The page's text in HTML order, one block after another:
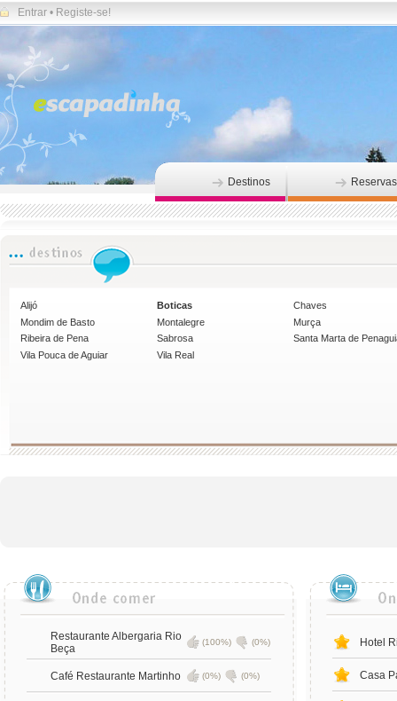
Entrar • Registe-se!
Destinos Reservas
Alijó Boticas
Chaves
Mondim de Basto
Montalegre
Murça
Ribeira de Pena
Sabrosa
Santa Marta de
Vila Pouca de Aguiar
Vila Real
Restaurante Albergaria Rio
Beça
(100%) (0%)
Café Restaurante Martinho (0%) (0%)
Hotel
Casa